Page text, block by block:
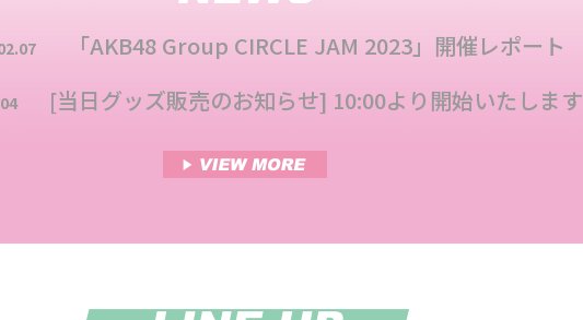
「AKB48 Group CIRCLE JAM 2023」開催レポート
[当日グッズ販売のお知らせ] 10:00より開始いたします